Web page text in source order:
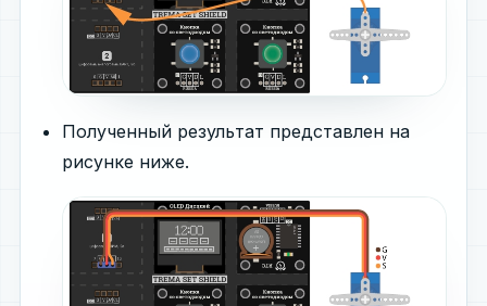
Полученный результат представлен на
рисунке ниже.